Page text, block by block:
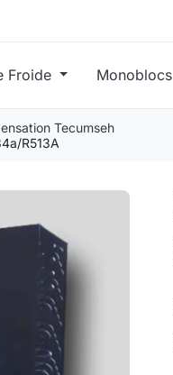
Froide Monoblocs
Tecumseh
R513A